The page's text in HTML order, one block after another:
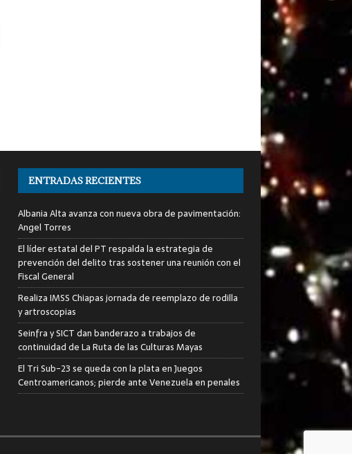
ENTRADAS RECIENTES
Albania Alta avanza con nueva obra de pavimentación:
Angel Torres
El líder estatal del PT respalda la estrategia de
prevención del delito tras sostener una reunión con el
Fiscal General
Realiza IMSS Chiapas jornada de reemplazo de rodilla
y artroscopias
Seinfra y SICT dan banderazo a trabajos de
continuidad de La Ruta de las Culturas Mayas
El Tri Sub-23 se queda con la plata en Juegos
Centroamericanos; pierde ante Venezuela en penales